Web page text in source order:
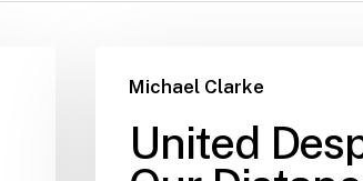
Michael Clarke
United